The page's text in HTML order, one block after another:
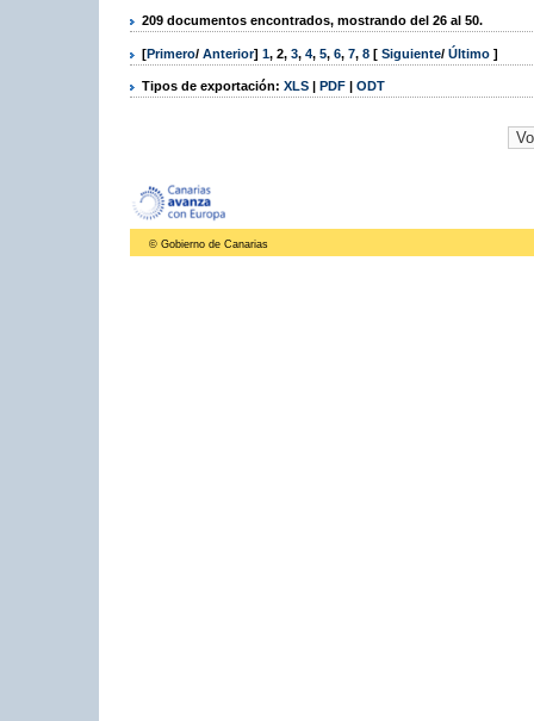
209 documentos encontrados, mostrando del 26 al 50.
[Primero/ Anterior] 1, 2, 3, 4, 5, 6, 7, 8 [ Siguiente/ Último ]
Tipos de exportación: XLS | PDF | ODT
© Gobierno de Canarias